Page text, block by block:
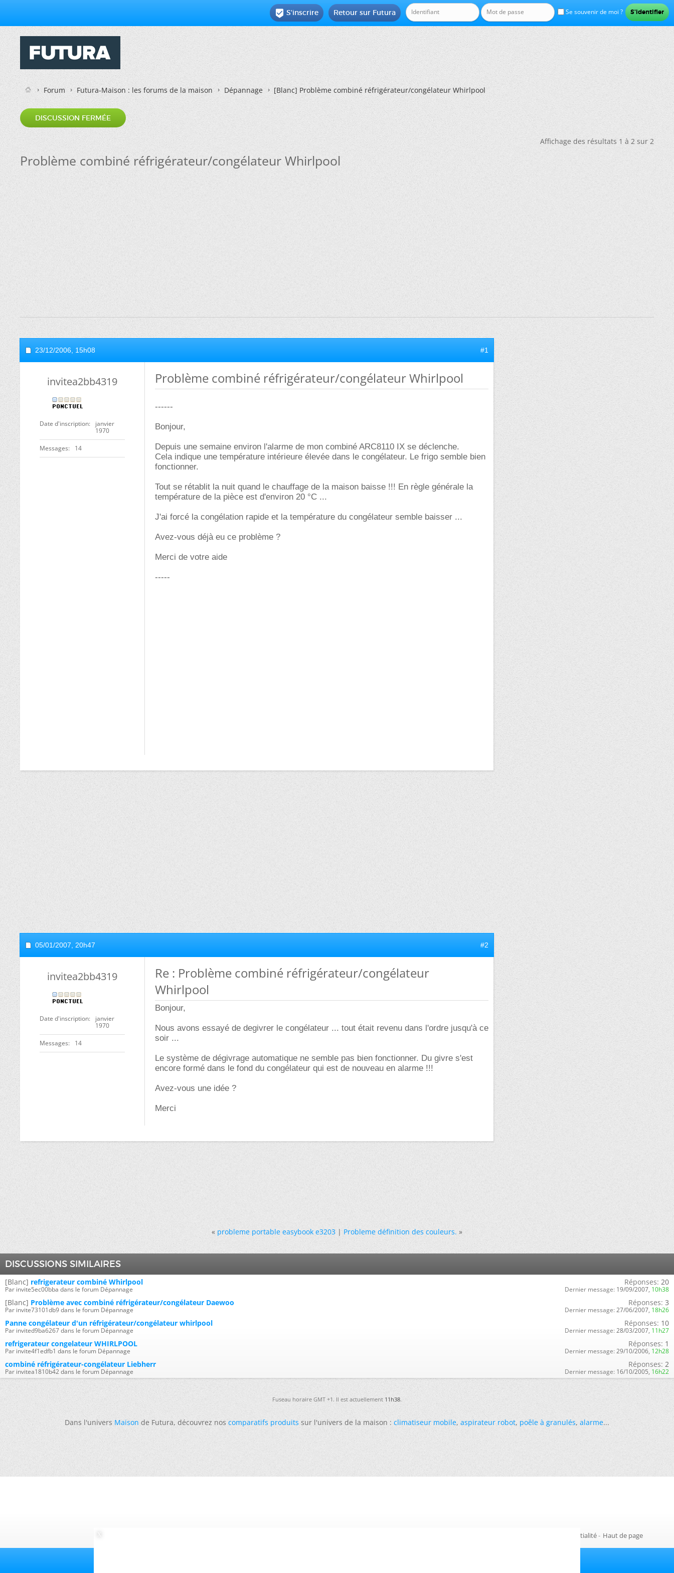
Se souvenir de moi ?
Retour sur Futura
 S'inscrire
Forum Futura-Maison : les forums de la maison Dépannage [Blanc]Problème combiné réfrigérateur/congélateur Whirlpool
DISCUSSION FERMÉE
Affichage des résultats 1 à 2 sur 2
Problème combiné réfrigérateur/congélateur Whirlpool
23/12/2006, 15h08 #1
invitea2bb4319
Date d'inscription
janvier
1970
Messages 14
Problème combiné réfrigérateur/congélateur Whirlpool
------
Bonjour,
Depuis une semaine environ l'alarme de mon combiné ARC8110 IX se déclenche.
Cela indique une température intérieure élevée dans le congélateur. Le frigo semble bien
fonctionner.
Tout se rétablit la nuit quand le chauffage de la maison baisse !!! En règle générale la
température de la pièce est d'environ 20 °C ...
J'ai forcé la congélation rapide et la température du congélateur semble baisser ...
Avez-vous déjà eu ce problème ?
Merci de votre aide
-----
05/01/2007, 20h47 #2
invitea2bb4319
Date d'inscription
janvier
1970
Messages 14
Re : Problème combiné réfrigérateur/congélateur
Whirlpool
Bonjour,
Nous avons essayé de degivrer le congélateur ... tout était revenu dans l'ordre jusqu'à ce
soir ...
Le système de dégivrage automatique ne semble pas bien fonctionner. Du givre s'est
encore formé dans le fond du congélateur qui est de nouveau en alarme !!!
Avez-vous une idée ?
Merci
« probleme portable easybook e3203|Probleme définition des couleurs. »
DISCUSSIONS SIMILAIRES
[Blanc] refrigerateur combiné Whirlpool
Par invite5ec00bba dans le forum Dépannage
Réponses: 20
Dernier message: 19/09/2007, 10h38
[Blanc] Problème avec combiné réfrigérateur/congélateur Daewoo
Par invite73101db9 dans le forum Dépannage
Réponses: 3
Dernier message: 27/06/2007, 18h26
Panne congélateur d'un réfrigérateur/congélateur whirlpool
Par invited9ba6267 dans le forum Dépannage
Réponses: 10
Dernier message: 28/03/2007, 11h27
refrigerateur congelateur WHIRLPOOL
Par invite4f1edfb1 dans le forum Dépannage
Réponses: 1
Dernier message: 29/10/2006, 12h28
combiné réfrigérateur-congélateur Liebherr
Par invitea1810b42 dans le forum Dépannage
Réponses: 2
Dernier message: 16/10/2005, 16h22
Fuseau horaire GMT +1. Il est actuellement11h38.
Dans l'universMaisonde Futura, découvrez noscomparatifs produitssur l'univers de la maison :climatiseur mobile,aspirateur robot,poêle à granulés,alarme...
Politique de confidentialité- Haut de page